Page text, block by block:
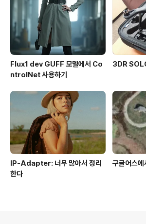
Flux1 dev GUFF 모델에서 Co
ntrolNet 사용하기
3DR
IP-Adapter: 너무 많아서 정리
한다
구글어스에